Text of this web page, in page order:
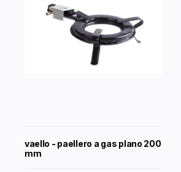
vaello - paellero a gas plano 200
mm